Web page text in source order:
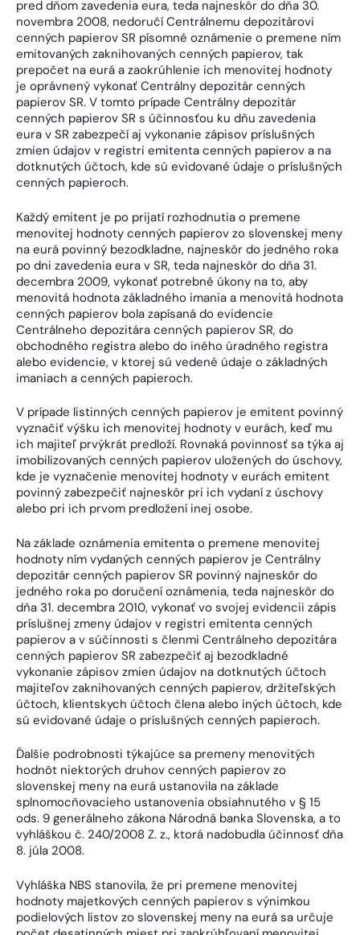
pred dňom zavedenia eura, teda najneskôr do dňa 30.
novembra 2008, nedoručí Centrálnemu depozitárovi
cenných papierov SR písomné oznámenie o premene ním
emitovaných zaknihovaných cenných papierov, tak
prepočet na eurá a zaokrúhlenie ich menovitej hodnoty
je oprávnený vykonať Centrálny depozitár cenných
papierov SR. V tomto prípade Centrálny depozitár
cenných papierov SR s účinnosťou ku dňu zavedenia
eura v SR zabezpečí aj vykonanie zápisov príslušných
zmien údajov v registri emitenta cenných papierov a na
dotknutých účtoch, kde sú evidované údaje o príslušných
cenných papieroch.
Každý emitent je po prijatí rozhodnutia o premene
menovitej hodnoty cenných papierov zo slovenskej meny
na eurá povinný bezodkladne, najneskôr do jedného roka
po dni zavedenia eura v SR, teda najneskôr do dňa 31.
decembra 2009, vykonať potrebné úkony na to, aby
menovitá hodnota základného imania a menovitá hodnota
cenných papierov bola zapísaná do evidencie
Centrálneho depozitára cenných papierov SR, do
obchodného registra alebo do iného úradného registra
alebo evidencie, v ktorej sú vedené údaje o základných
imaniach a cenných papieroch.
V prípade listinných cenných papierov je emitent povinný
vyznačiť výšku ich menovitej hodnoty v eurách, keď mu
ich majiteľ prvýkrát predloží. Rovnaká povinnosť sa týka aj
imobilizovaných cenných papierov uložených do úschovy,
kde je vyznačenie menovitej hodnoty v eurách emitent
povinný zabezpečiť najneskôr pri ich vydaní z úschovy
alebo pri ich prvom predložení inej osobe.
Na základe oznámenia emitenta o premene menovitej
hodnoty ním vydaných cenných papierov je Centrálny
depozitár cenných papierov SR povinný najneskôr do
jedného roka po doručení oznámenia, teda najneskôr do
dňa 31. decembra 2010, vykonať vo svojej evidencii zápis
príslušnej zmeny údajov v registri emitenta cenných
papierov a v súčinnosti s členmi Centrálneho depozitára
cenných papierov SR zabezpečiť aj bezodkladné
vykonanie zápisov zmien údajov na dotknutých účtoch
majiteľov zaknihovaných cenných papierov, držiteľských
účtoch, klientskych účtoch člena alebo iných účtoch, kde
sú evidované údaje o príslušných cenných papieroch.
Ďalšie podrobnosti týkajúce sa premeny menovitých
hodnôt niektorých druhov cenných papierov zo
slovenskej meny na eurá ustanovila na základe
splnomocňovacieho ustanovenia obsiahnutého v § 15
ods. 9 generálneho zákona Národná banka Slovenska, a to
vyhláškou č. 240/2008 Z. z., ktorá nadobudla účinnosť dňa
8. júla 2008.
Vyhláška NBS stanovila, že pri premene menovitej
hodnoty majetkových cenných papierov s výnimkou
podielových listov zo slovenskej meny na eurá sa určuje